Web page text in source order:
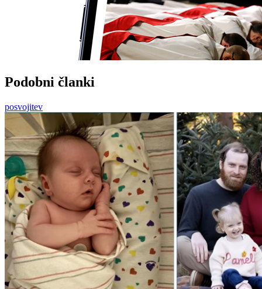
Podobni članki
posvojitev